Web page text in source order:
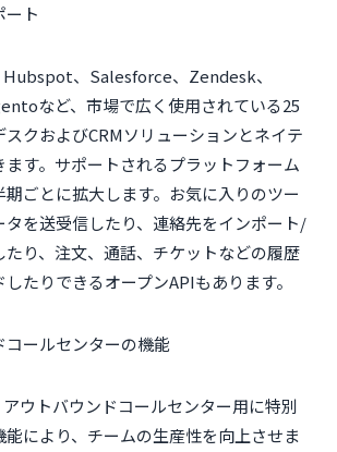
ート
、Salesforce、Zendesk、
など、市場で広く使用されている25
スクおよびCRMソリューションとネイテ
ます。サポートされるプラットフォーム
期ごとに拡大します。お気に入りのツー
タを送受信したり、連絡先をインポート/
たり、注文、通話、チケットなどの履歴
たりできるオープンAPIもあります。
コールセンターの機能
ウトバウンドコールセンター用に特別
能により、チームの生産性を向上させま